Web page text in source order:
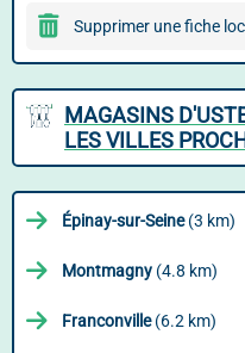
Supprimer une fiche
MAGASINS
LES VILLES
Épinay-sur-Seine(3 km)
Montmagny (4.8 km)
Franconville(6.2 km)